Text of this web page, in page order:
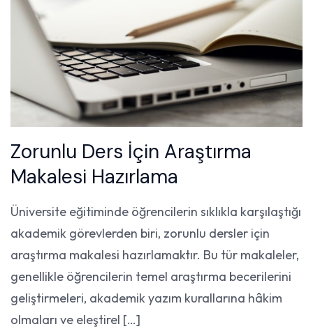
Zorunlu Ders İçin Araştırma
Makalesi Hazırlama
Üniversite eğitiminde öğrencilerin sıklıkla karşılaştığı
akademik görevlerden biri, zorunlu dersler için
araştırma makalesi hazırlamaktır. Bu tür makaleler,
genellikle öğrencilerin temel araştırma becerilerini
geliştirmeleri, akademik yazım kurallarına hâkim
olmaları ve eleştirel […]